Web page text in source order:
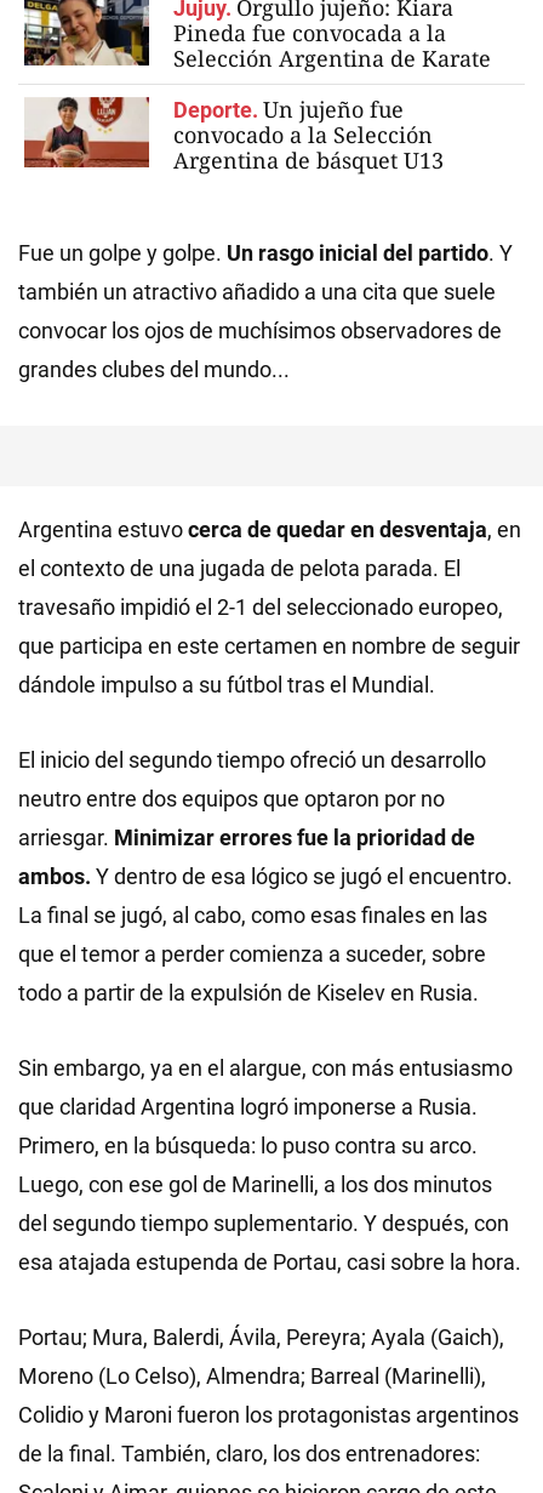
Jujuy. Orgullo jujeño: Kiara
Pineda fue convocada a la
Selección Argentina de Karate
Deporte. Un jujeño fue
convocado a la Selección
Argentina de básquet U13
Fue un golpe y golpe. Un rasgo inicial del partido. Y
también un atractivo añadido a una cita que suele
convocar los ojos de muchísimos observadores de
grandes clubes del mundo...
Argentina estuvocerca de quedar en desventaja, en
el contexto de una jugada de pelota parada. El
travesaño impidió el 2-1 del seleccionado europeo,
que participa en este certamen en nombre de seguir
dándole impulso a su fútbol tras el Mundial.
El inicio del segundo tiempo ofreció un desarrollo
neutro entre dos equipos que optaron por no
arriesgar. Minimizar errores fue la prioridad de
ambos. Y dentro de esa lógico se jugó el encuentro.
La final se jugó, al cabo, como esas finales en las
que el temor a perder comienza a suceder, sobre
todo a partir de la expulsión de Kiselev en Rusia.
Sin embargo, ya en el alargue, con más entusiasmo
que claridad Argentina logró imponerse a Rusia.
Primero, en la búsqueda: lo puso contra su arco.
Luego, con ese gol de Marinelli, a los dos minutos
del segundo tiempo suplementario. Y después, con
esa atajada estupenda de Portau, casi sobre la hora.
Portau; Mura, Balerdi, Ávila, Pereyra; Ayala (Gaich),
Moreno (Lo Celso), Almendra; Barreal (Marinelli),
Colidio y Maroni fueron los protagonistas argentinos
de la final. También, claro, los dos entrenadores: